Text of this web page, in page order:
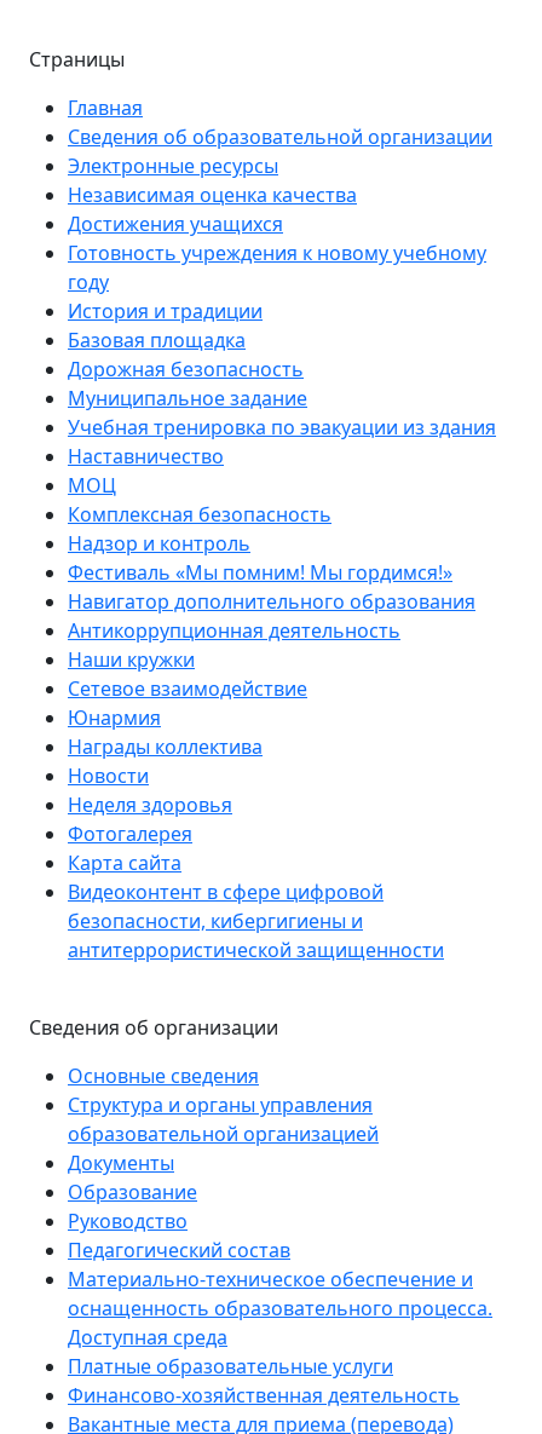
Страницы
Главная
Сведения об образовательной организации
Электронные ресурсы
Независимая оценка качества
Достижения учащихся
Готовность учреждения к новому учебному
году
История и традиции
Базовая площадка
Дорожная безопасность
Муниципальное задание
Учебная тренировка по эвакуации из здания
Наставничество
МОЦ
Комплексная безопасность
Надзор и контроль
Фестиваль «Мы помним! Мы гордимся!»
Навигатор дополнительного образования
Антикоррупционная деятельность
Наши кружки
Сетевое взаимодействие
Юнармия
Награды коллектива
Новости
Неделя здоровья
Фотогалерея
Карта сайта
Видеоконтент в сфере цифровой
безопасности, кибергигиены и
антитеррористической защищенности
Сведения об организации
Основные сведения
Структура и органы управления
образовательной организацией
Документы
Образование
Руководство
Педагогический состав
Материально-техническое обеспечение и
оснащенность образовательного процесса.
Доступная среда
Платные образовательные услуги
Финансово-хозяйственная деятельность
Вакантные места для приема (перевода)